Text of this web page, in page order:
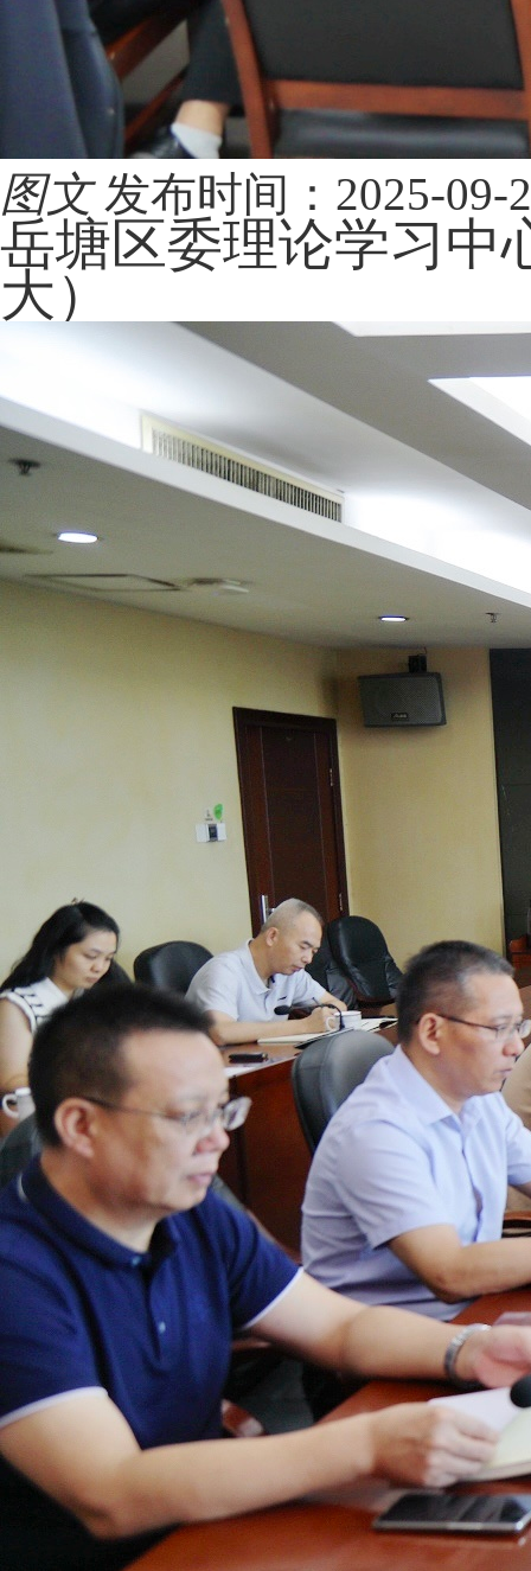
图文 发布时间：2025-09-
岳塘区委理论学习中
大）